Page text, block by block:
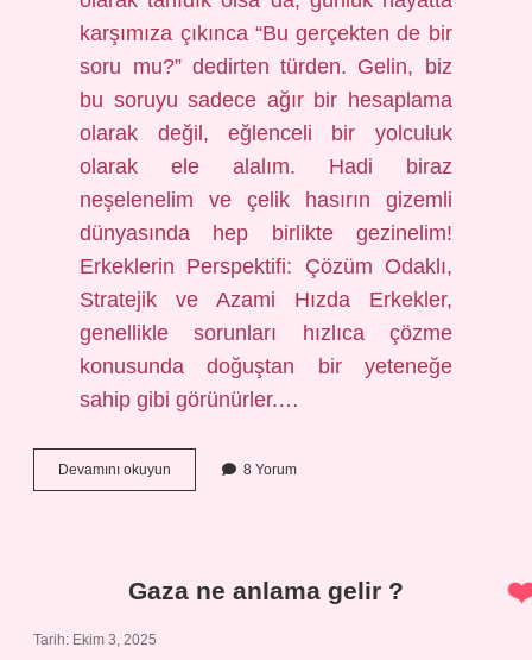
karşımıza çıkınca “Bu gerçekten de bir
soru mu?” dedirten türden. Gelin, biz
bu soruyu sadece ağır bir hesaplama
olarak değil, eğlenceli bir yolculuk
olarak ele alalım. Hadi biraz
neşelenelim ve çelik hasırın gizemli
dünyasında hep birlikte gezinelim!
Erkeklerin Perspektifi: Çözüm Odaklı,
Stratejik ve Azami Hızda Erkekler,
genellikle sorunları hızlıca çözme
konusunda doğuştan bir yeteneğe
sahip gibi görünürler.…
Devamını okuyun
lık
?
8 Yorum
Gaza ne anlama gelir ?
Tarih: Ekim 3, 2025